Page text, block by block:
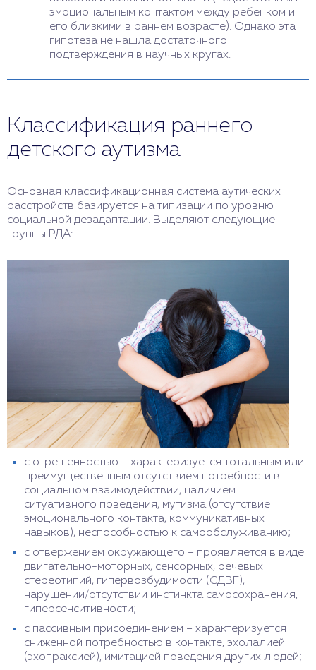
эмоциональным контактом между ребенком и
его близкими в раннем возрасте). Однако эта
гипотеза не нашла достаточного
подтверждения в научных кругах.
Классификация раннего
детского аутизма
Основная классификационная система аутических
расстройств базируется на типизации по уровню
социальной дезадаптации. Выделяют следующие
группы РДА:
с отрешенностью – характеризуется тотальным или
преимущественным отсутствием потребности в
социальном взаимодействии, наличием
ситуативного поведения, мутизма (отсутствие
эмоционального контакта, коммуникативных
навыков), неспособностью к самообслуживанию;
с отвержением окружающего – проявляется в виде
двигательно-моторных, сенсорных, речевых
стереотипий, гипервозбудимости (СДВГ),
нарушении/отсутствии инстинкта самосохранения,
гиперсенситивности;
с пассивным присоединением – характеризуется
сниженной потребностью в контакте, эхолалией
(эхопраксией), имитацией поведения других людей;